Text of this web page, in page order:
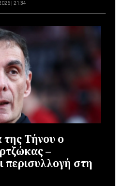
| 21:34
της Τήνου ο
–
περισυλλογή στη